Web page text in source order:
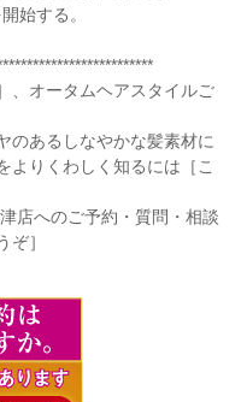
始する。
、オータムヘアスタイルご
のあるしなやかな髪素材に
よりくわしく知るには［こ
店へのご予約・質問・相談
］